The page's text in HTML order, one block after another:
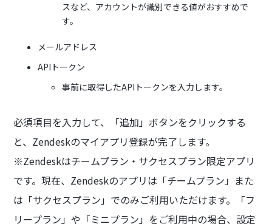
スなど、アカウントが識別できる値がおすすめで
す。
メールアドレス
APIトークン
事前に取得したAPIトークンを入力します。
必須項目を入力して、「追加」ボタンをクリックする
と、Zendeskのマイアプリ登録が完了します。
※Zendeskはチームプラン・サクセスプラン限定アプリ
です。現在、Zendeskのアプリは「チームプラン」また
は「サクセスプラン」でのみご利用いただけます。「フ
リープラン」や「ミニプラン」をご利用中の場合、設定